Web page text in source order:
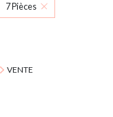
7 Pièces
VENTE